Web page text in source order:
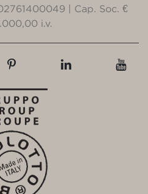
| Cap. Soc. €
i.v.